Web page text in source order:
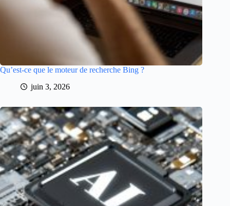
Qu’est-ce que le moteur de recherche Bing ?
juin 3, 2026